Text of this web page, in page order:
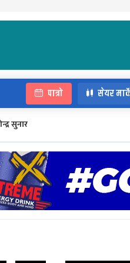
पात्रो सेयर
सुनार